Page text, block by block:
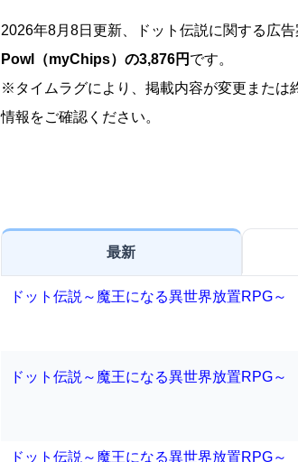
2026年8月8日更新、ドット伝説に関する広
Powl（myChips）の3,876円 です。
※タイムラグにより、掲載内容が変更または
情報をご確認ください。
最新
ドット伝説～魔王になる異世界放置RPG～
ドット伝説～魔王になる異世界放置RPG～
ドット伝説～魔王になる異世界放置RPG～